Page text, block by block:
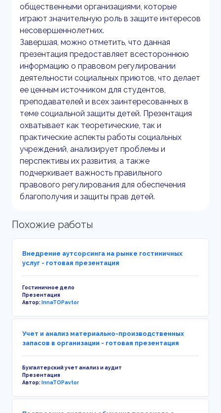
общественными организациями, которые
играют значительную роль в защите интересов
несовершеннолетних.
Завершая, можно отметить, что данная
презентация предоставляет всестороннюю
информацию о правовом регулировании
деятельности социальных приютов, что делает
ее ценным источником для студентов,
преподавателей и всех заинтересованных в
теме социальной защиты детей. Презентация
охватывает как теоретические, так и
практические аспекты работы социальных
учреждений, анализирует проблемы и
перспективы их развития, а также
подчеркивает важность правильного
правового регулирования для обеспечения
благополучия и защиты прав детей.
Похожие работы
Внедрение аутсорсинга на рынке гостиничных
услуг - готовая презентация
Гостиничное дело
Презентация
Автор:InnaTOPavtor
Учет и анализ материально-производственных
запасов в организации - готовая презентация
Бухгалтерский учет анализ и аудит
Презентация
Автор:InnaTOPavtor